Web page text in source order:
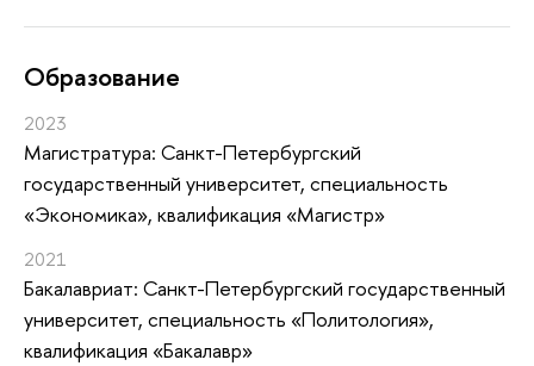
Oбразование
2023
Магистратура: Санкт-Петербургский
государственный университет, специальность
«Экономика», квалификация «Магистр»
2021
Бакалавриат: Санкт-Петербургский государственный
университет, специальность «Политология»,
квалификация «Бакалавр»